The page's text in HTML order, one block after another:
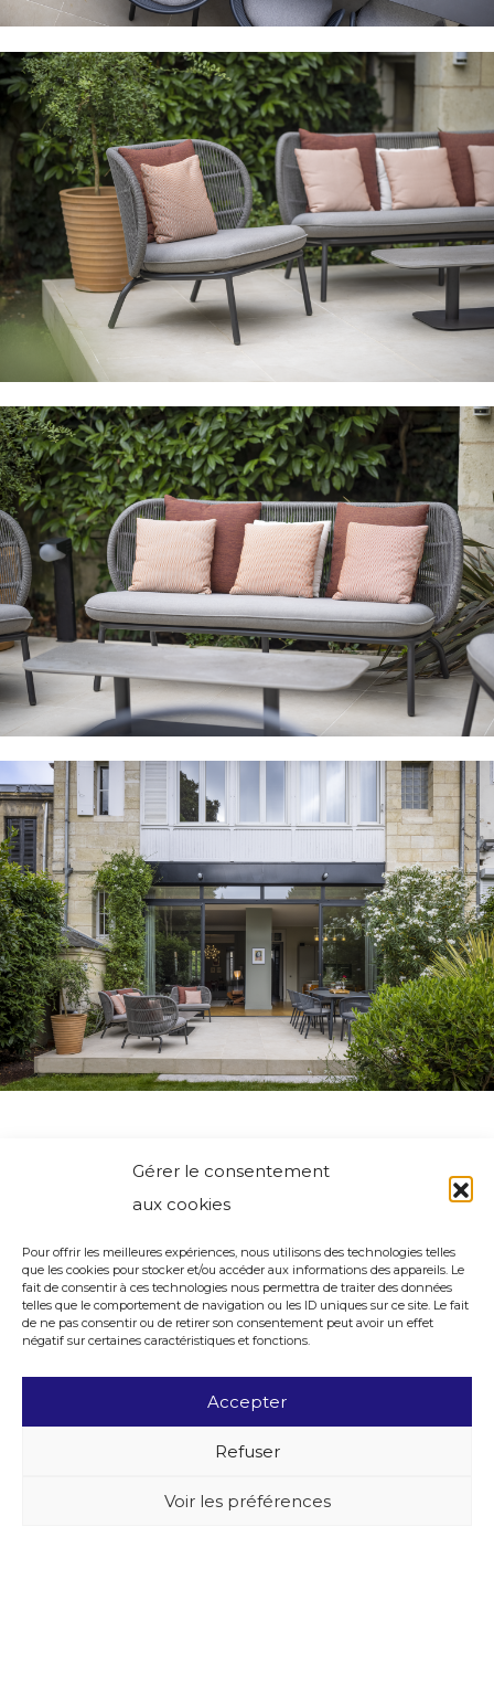
Gérer le consentement
aux cookies
Pour offrir les meilleures expériences, nous utilisons des technologies telles
que les cookies pour stocker et/ou accéder aux informations des appareils. Le
fait de consentir à ces technologies nous permettra de traiter des données
telles que le comportement de navigation ou les ID uniques sur ce site. Le fait
de ne pas consentir ou de retirer son consentement peut avoir un effet
négatif sur certaines caractéristiques et fonctions.
Accepter
Refuser
Voir les préférences